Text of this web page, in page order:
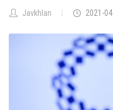
Javkhlan 2021-